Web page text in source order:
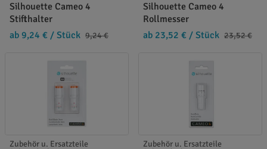
Silhouette Cameo 4
Stifthalter
ab 9,24 € / Stück 9,24 €
Silhouette Cameo 4
Rollmesser
ab 23,52 € / Stück 23,52 €
Zubehör u. Ersatzteile
Zubehör u. Ersatzteile